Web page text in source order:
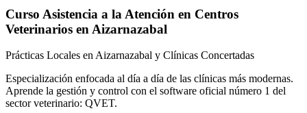
Curso Asistencia a la Atención en Centros
Veterinarios en Aizarnazabal
Prácticas Locales en Aizarnazabal y Clínicas Concertadas
Especialización enfocada al día a día de las clínicas más modernas.
Aprende la gestión y control con el software oficial número 1 del
sector veterinario: QVET.